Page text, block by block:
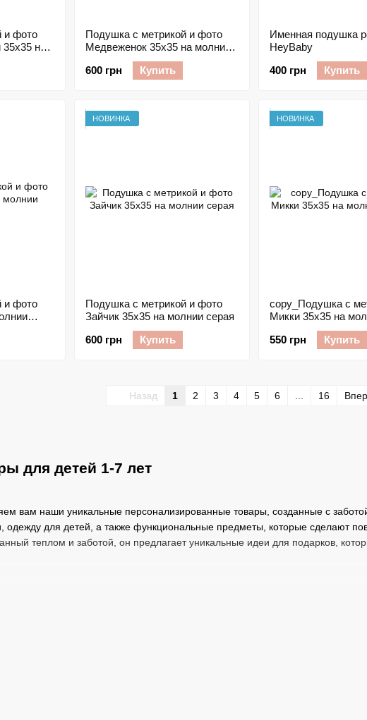
для детей 1-7 лет
вам наши уникальные персонализированные товары, созданные с
одежду для детей, а также функциональные предметы, которые сделают
теплом и заботой, он предлагает уникальные идеи для подарков,
и фото
35х35 на
Подушка с метрикой и фото
Медвеженок 35х35 на молнии
600 грн
Купить
Именная подушка
HeyBaby
400 грн
Купить
НОВИНКА
Подушка с метрикой и фото
Зайчик 35х35 на молнии серая
600 грн
Купить
НОВИНКА
copy_Подушка с
Микки 35х35 на
550 грн
Купить
Назад 1 2 3 4 5 6 16